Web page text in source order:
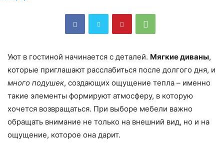
Уют в гостиной начинается с деталей. Мягкие диваны,
которые приглашают расслабиться после долгого дня, и
много подушек, создающих ощущение тепла – именно
такие элементы формируют атмосферу, в которую
хочется возвращаться. При выборе мебели важно
обращать внимание не только на внешний вид, но и на
ощущение, которое она дарит.